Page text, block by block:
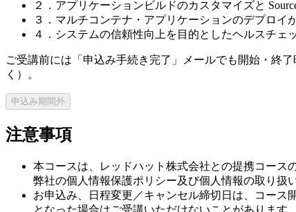
２．アプリケーションビルドのカスタマイズと
３．マルチコンテナ・アプリケーションのデプロイ
４．システムの信頼性向上を目的としたヘルスチェ
ご受講前には「申込み手続き完了」メールでも開始・終
く）。
申込み期間外
注意事項
本コースは、レッドハット株式会社との提携コース
弊社の個人情報保護ポリシー及び個人情報の取り扱
お申込み、日程変更／キャンセル締切日は、コース